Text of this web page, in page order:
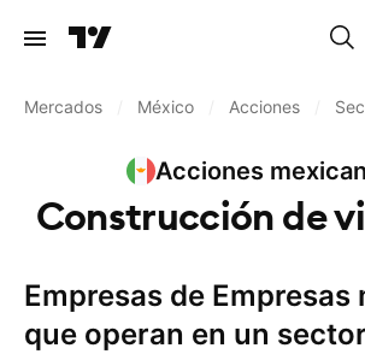
Mercados México Acciones
Acciones
Construcción de
Empresas de Empresas mexicanas
que operan en un